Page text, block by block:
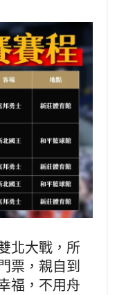
北大戰，所
票，親自到
福，不用舟